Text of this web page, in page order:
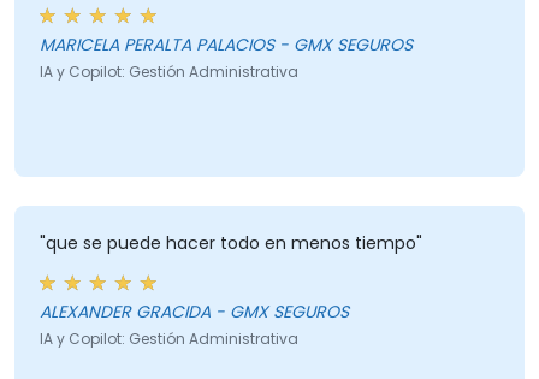
MARICELA PERALTA PALACIOS - GMX SEGUROS
IA y Copilot: Gestión Administrativa
"que se puede hacer todo en menos tiempo"
ALEXANDER GRACIDA - GMX SEGUROS
IA y Copilot: Gestión Administrativa